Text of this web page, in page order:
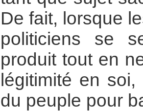
De fait, lorsque
politiciens se
produit tout en
légitimité en
du peuple pour